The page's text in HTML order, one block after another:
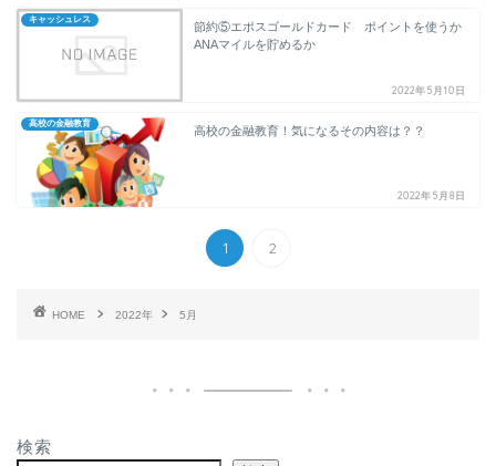
キャッシュレス
節約⑤エポスゴールドカード ポイントを使うか
ANAマイルを貯めるか
2022年5月10日
高校の金融教育
高校の金融教育！気になるその内容は？？
2022年5月8日
1 2
HOME 2022年 5月
検索